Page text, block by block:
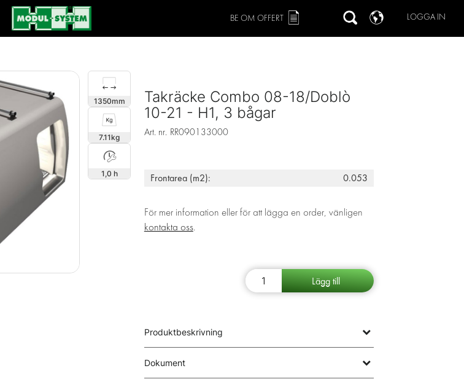
LOGGA IN
BE OM OFFERT
1350
7.11
1,0 h
Takräcke Combo 08-18/Doblò
10-21 - H1, 3 bågar
Art. nr. RR090133000
Frontarea (m2): 0.053
För mer information eller för att lägga en order, vänligen
kontakta oss.
Produktbeskrivning
Dokument